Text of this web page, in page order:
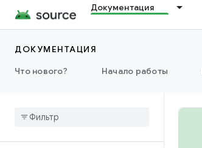
Документация
ДОКУМЕНТАЦИЯ
Что нового?
Начало работы